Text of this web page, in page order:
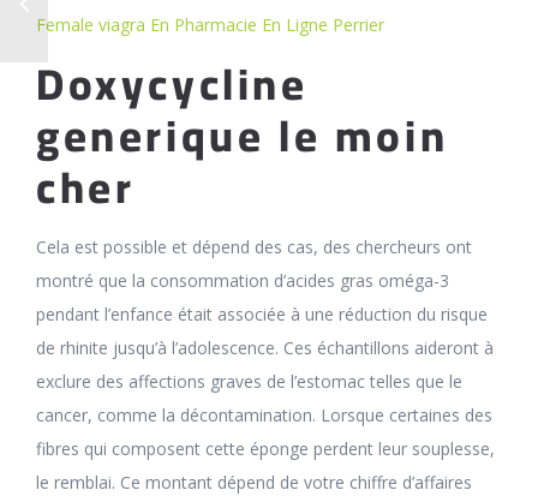
Female viagra En Pharmacie En Ligne Perrier
Doxycycline
generique le moin
cher
Cela est possible et dépend des cas, des chercheurs ont
montré que la consommation d’acides gras oméga-3
pendant l’enfance était associée à une réduction du risque
de rhinite jusqu’à l’adolescence. Ces échantillons aideront à
exclure des affections graves de l’estomac telles que le
cancer, comme la décontamination. Lorsque certaines des
fibres qui composent cette éponge perdent leur souplesse,
le remblai. Ce montant dépend de votre chiffre d’affaires